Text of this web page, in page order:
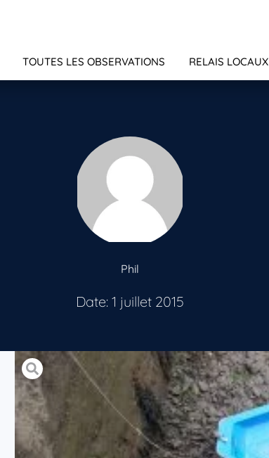
TOUTES LES OBSERVATIONS RELAIS LOCAUX
Phil
Date: 1 juillet 2015